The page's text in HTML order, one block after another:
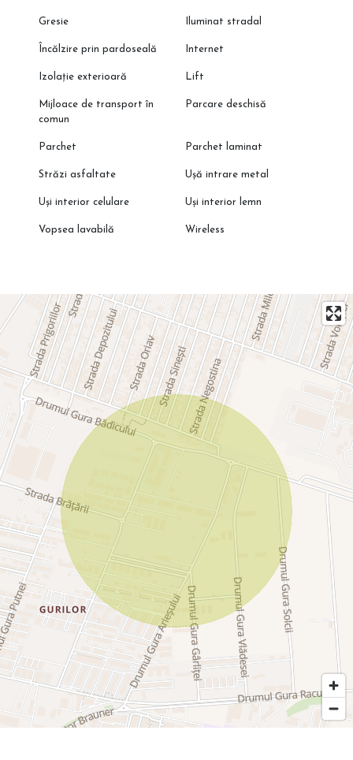
Gresie Iluminat stradal
Încălzire prin pardoseală Internet
Izolație exterioară Lift
Mijloace de transport în
comun
Parcare deschisă
Parchet Parchet laminat
Străzi asfaltate Ușă intrare metal
Uși interior celulare Uși interior lemn
Vopsea lavabilă Wireless